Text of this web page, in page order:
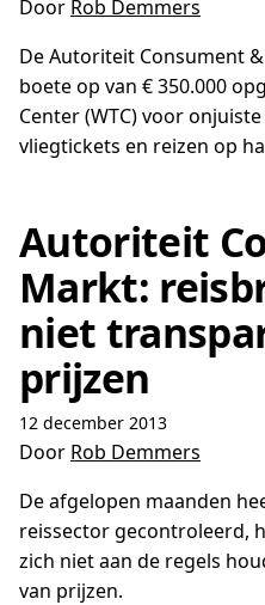
Door Rob Demmers
De Autoriteit Consument
boete op van € 350.000
Center (WTC) voor
vliegtickets en reizen op
Autoriteit
Markt:
niet
prijzen
12 december 2013
Door Rob Demmers
De afgelopen maanden
reissector gecontroleerd,
zich niet aan de regels
van prijzen.